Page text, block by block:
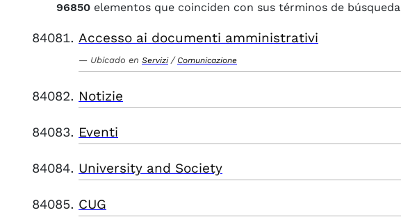
96850 elementos que coinciden con sus términos de búsqueda
Accesso ai documenti amministrativi
Ubicado en Servizi / Comunicazione
Notizie
Eventi
University and Society
CUG